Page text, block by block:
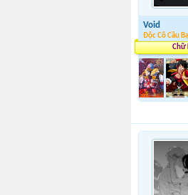
Void
Độc Cô Cầu
Chữ